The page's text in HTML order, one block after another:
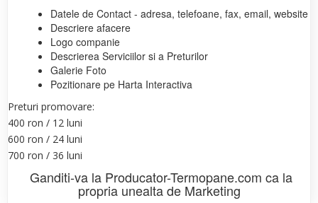
Datele de Contact - adresa, telefoane, fax, email, website
Descriere afacere
Logo companie
Descrierea Serviciilor si a Preturilor
Galerie Foto
Pozitionare pe Harta Interactiva
Preturi promovare:
400 ron / 12 luni
600 ron / 24 luni
700 ron / 36 luni
Ganditi-va la Producator-Termopane.com ca la
propria unealta de Marketing